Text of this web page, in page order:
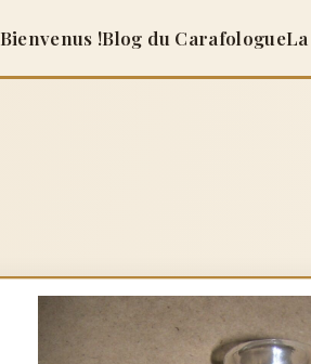
Bienvenus !Blog du Carafologue